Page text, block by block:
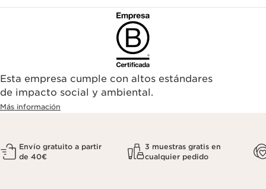
Esta empresa cumple con altos estándares
de impacto social y ambiental.
Más información
Envío gratuito a partir
de 40€
3 muestras gratis en
cualquier pedido